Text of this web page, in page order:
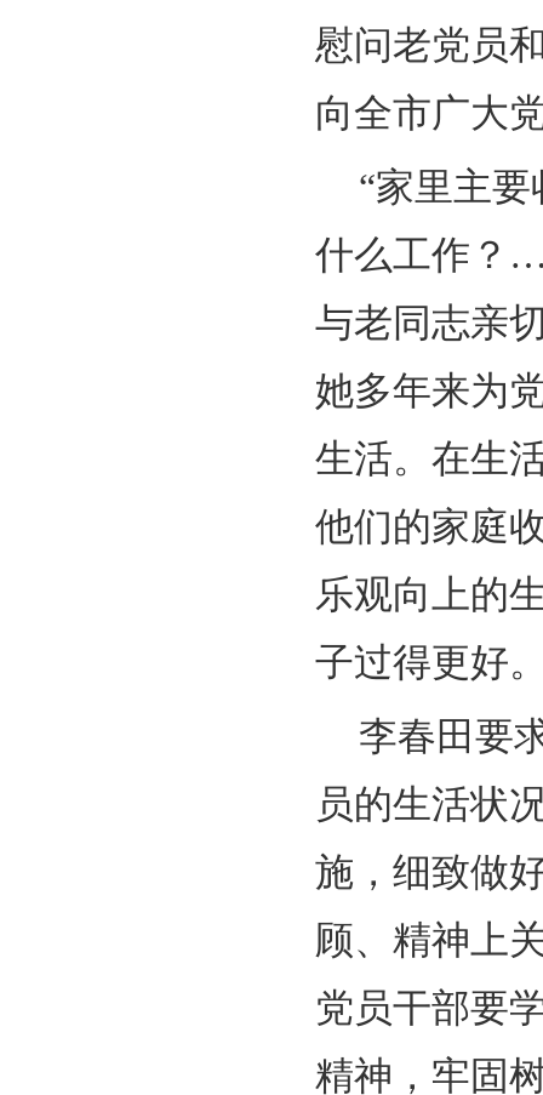
慰问老党员
向全市广大
“家里主
什么工作？
与老同志亲
她多年来为
生活。在生
他们的家庭
乐观向上的
子过得更好
李春田要
员的生活状
施，细致做
顾、精神上
党员干部要
精神，牢固